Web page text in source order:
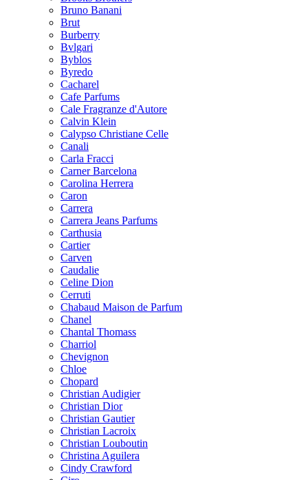
Bruno Banani
Brut
Burberry
Bvlgari
Byblos
Byredo
Cacharel
Cafe Parfums
Cale Fragranze d'Autore
Calvin Klein
Calypso Christiane Celle
Canali
Carla Fracci
Carner Barcelona
Carolina Herrera
Caron
Carrera
Carrera Jeans Parfums
Carthusia
Cartier
Carven
Caudalie
Celine Dion
Cerruti
Chabaud Maison de Parfum
Chanel
Chantal Thomass
Charriol
Chevignon
Chloe
Chopard
Christian Audigier
Christian Dior
Christian Gautier
Christian Lacroix
Christian Louboutin
Christina Aguilera
Cindy Crawford